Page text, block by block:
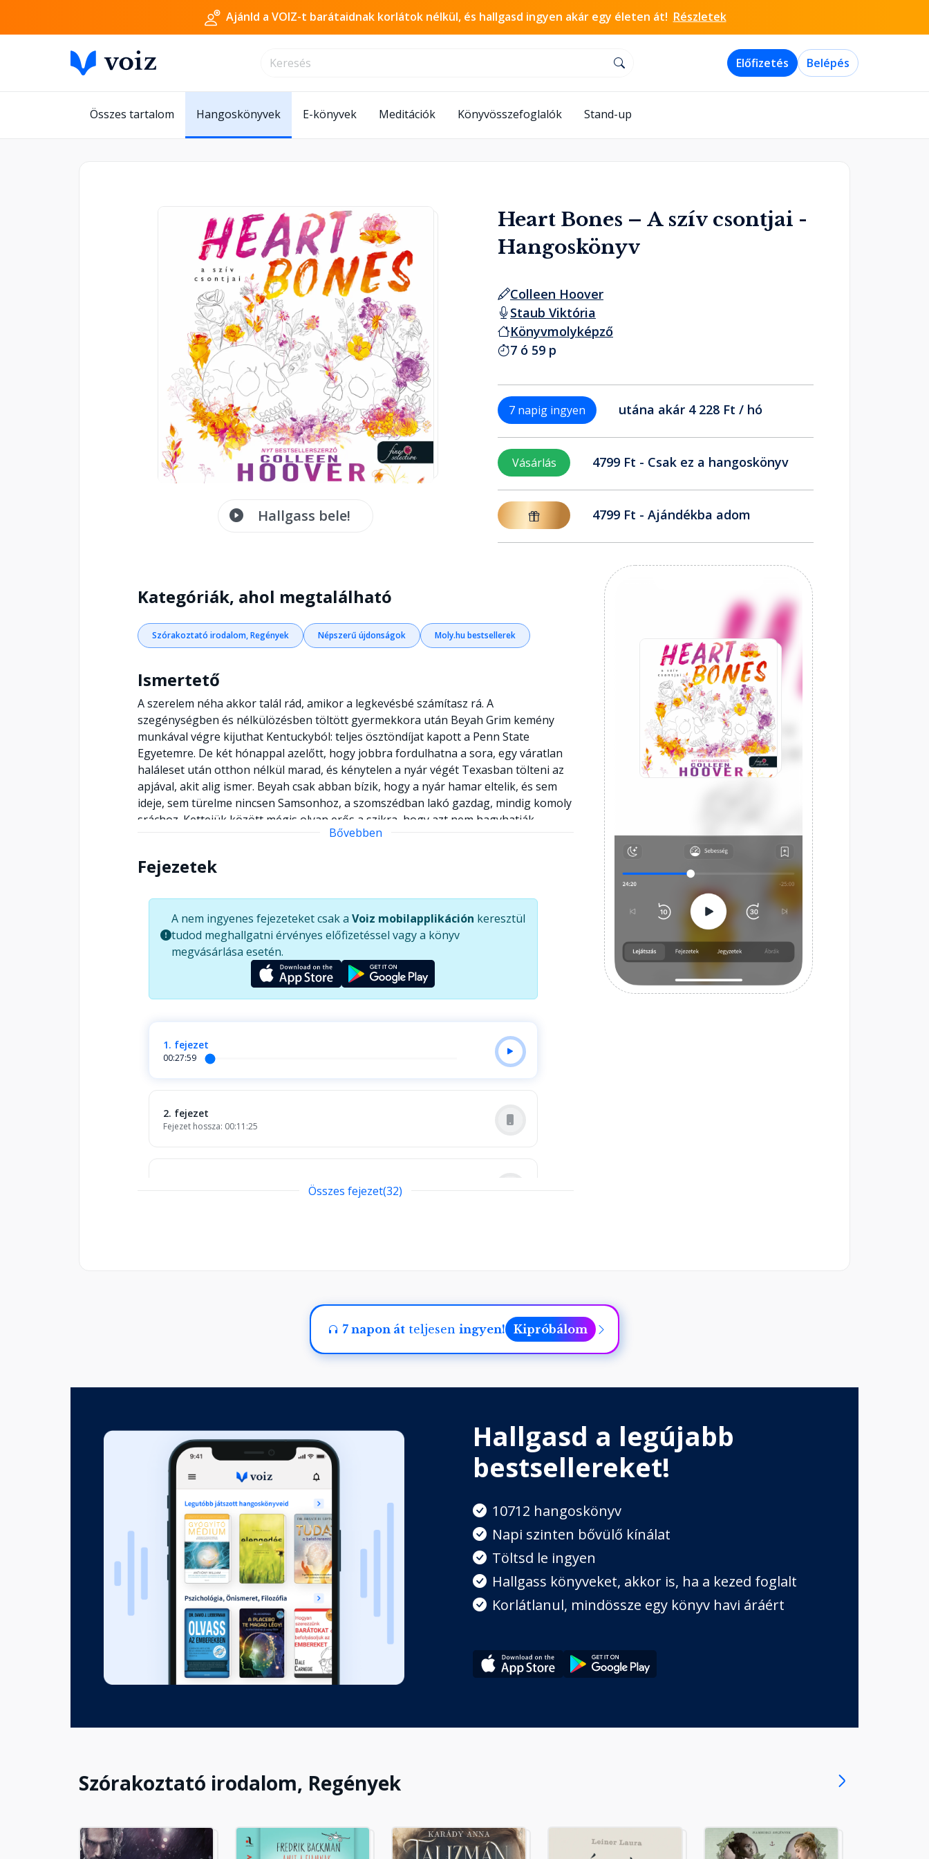
Ajánld a VOIZ-t barátaidnak korlátok nélkül, és hallgasd ingyen akár egy életen át! Részletek
Előfizetés Belépés
Összes tartalom Hangoskönyvek E-könyvek Meditációk Könyvösszefoglalók Stand-up
Hallgass bele!
Heart Bones – A szív csontjai -
Hangoskönyv
Colleen Hoover
Staub Viktória
Könyvmolyképző
7 ó 59 p
7 napig ingyen utána akár 4 228 Ft / hó
Vásárlás 4799 Ft - Csak ez a hangoskönyv
4799 Ft - Ajándékba adom
Kategóriák, ahol megtalálható
Szórakoztató irodalom, Regények Népszerű újdonságok Moly.hu bestsellerek
Ismertető
A szerelem néha akkor talál rád, amikor a legkevésbé számítasz rá. A
szegénységben és nélkülözésben töltött gyermekkora után Beyah Grim kemény
munkával végre kijuthat Kentuckyból: teljes ösztöndíjat kapott a Penn State
Egyetemre. De két hónappal azelőtt, hogy jobbra fordulhatna a sora, egy váratlan
haláleset után otthon nélkül marad, és kénytelen a nyár végét Texasban tölteni az
apjával, akit alig ismer. Beyah csak abban bízik, hogy a nyár hamar eltelik, és sem
ideje, sem türelme nincsen Samsonhoz, a szomszédban lakó gazdag, mindig komoly
sráchoz. Kettejük között mégis olyan erős a szikra, hogy azt nem hagyhatják
figyelmen kívül. Mivel a jövőjük az ország különböző sarkába szólítja őket, úgy
egyikük sem tudja, milyen örvény les rájuk, és a végén a szívüket talán a mélységbe
románcok királynőjének legújabb szívszorító történetét!
Bővebben
Fejezetek
A nem ingyenes fejezeteket csak a Voiz mobilapplikáción keresztül
tudod meghallgatni érvényes előfizetéssel vagy a könyv
megvásárlása esetén.
1. fejezet
00:27:59
2. fejezet
Fejezet hossza: 00:11:25
6. fejezet
7. fejezet
Fejezet hossza: 00:08:23
8. fejezet
Fejezet hossza: 00:17:11
Fejezet hossza: 00:03:27
10. fejezet
Fejezet hossza: 00:28:59
11. fejezet
Összes fejezet(32)
7 napon át teljesen ingyen! Kipróbálom
Hallgasd a legújabb
bestsellereket!
10712 hangoskönyv
Napi szinten bővülő kínálat
Töltsd le ingyen
Hallgass könyveket, akkor is, ha a kezed foglalt
Korlátlanul, mindössze egy könyv havi áráért
Szórakoztató irodalom, Regények